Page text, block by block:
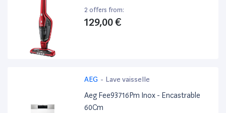
2 offers from:
129,00 €
AEG - Lave vaisselle
Aeg Fee93716Pm Inox - Encastrable
60Cm